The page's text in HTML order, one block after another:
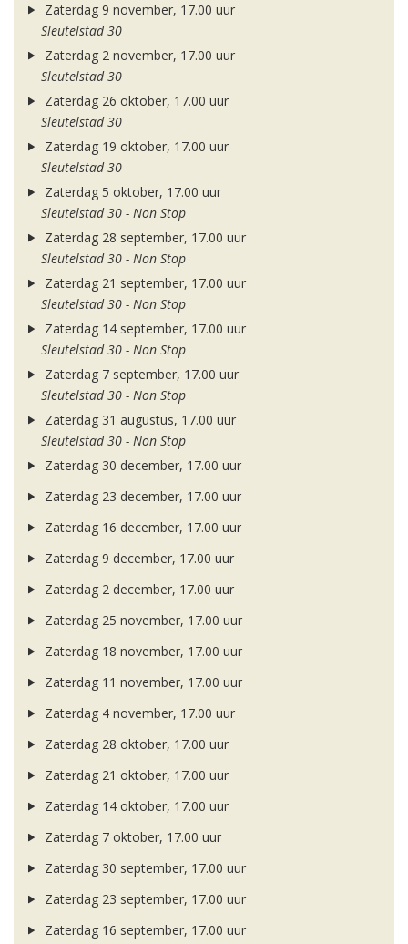
Zaterdag 9 november, 17.00 uur
Sleutelstad 30
Zaterdag 2 november, 17.00 uur
Sleutelstad 30
Zaterdag 26 oktober, 17.00 uur
Sleutelstad 30
Zaterdag 19 oktober, 17.00 uur
Sleutelstad 30
Zaterdag 5 oktober, 17.00 uur
Sleutelstad 30 - Non Stop
Zaterdag 28 september, 17.00 uur
Sleutelstad 30 - Non Stop
Zaterdag 21 september, 17.00 uur
Sleutelstad 30 - Non Stop
Zaterdag 14 september, 17.00 uur
Sleutelstad 30 - Non Stop
Zaterdag 7 september, 17.00 uur
Sleutelstad 30 - Non Stop
Zaterdag 31 augustus, 17.00 uur
Sleutelstad 30 - Non Stop
Zaterdag 30 december, 17.00 uur
Zaterdag 23 december, 17.00 uur
Zaterdag 16 december, 17.00 uur
Zaterdag 9 december, 17.00 uur
Zaterdag 2 december, 17.00 uur
Zaterdag 25 november, 17.00 uur
Zaterdag 18 november, 17.00 uur
Zaterdag 11 november, 17.00 uur
Zaterdag 4 november, 17.00 uur
Zaterdag 28 oktober, 17.00 uur
Zaterdag 21 oktober, 17.00 uur
Zaterdag 14 oktober, 17.00 uur
Zaterdag 7 oktober, 17.00 uur
Zaterdag 30 september, 17.00 uur
Zaterdag 23 september, 17.00 uur
Zaterdag 16 september, 17.00 uur